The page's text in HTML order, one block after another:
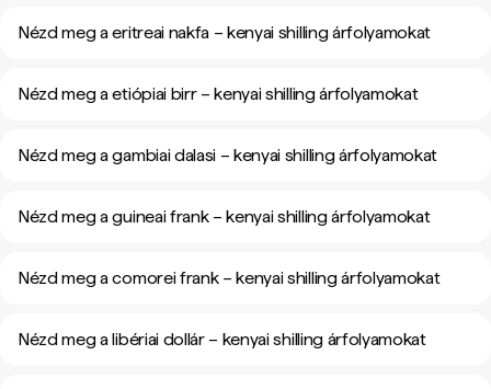
Nézd meg a eritreai nakfa – kenyai shilling árfolyamokat
Nézd meg a etiópiai birr – kenyai shilling árfolyamokat
Nézd meg a gambiai dalasi – kenyai shilling árfolyamokat
Nézd meg a guineai frank – kenyai shilling árfolyamokat
Nézd meg a comorei frank – kenyai shilling árfolyamokat
Nézd meg a libériai dollár – kenyai shilling árfolyamokat